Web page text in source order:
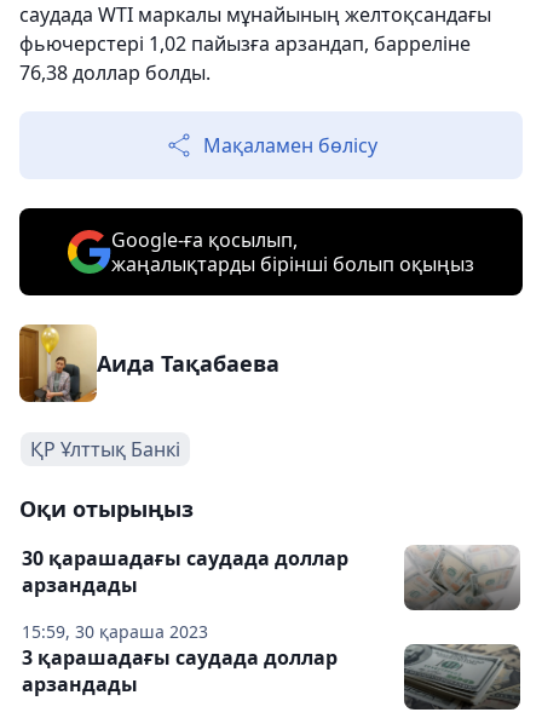
саудада WTI маркалы мұнайының желтоқсандағы
фьючерстері 1,02 пайызға арзандап, барреліне
76,38 доллар болды.
Мақаламен бөлісу
Google-ға қосылып,
жаңалықтарды бірінші болып оқыңыз
Аида Тақабаева
ҚР Ұлттық Банкі
Оқи отырыңыз
15:59, 30 қараша 2023
30 қарашадағы саудада доллар
арзандады
3 қарашадағы саудада доллар
арзандады